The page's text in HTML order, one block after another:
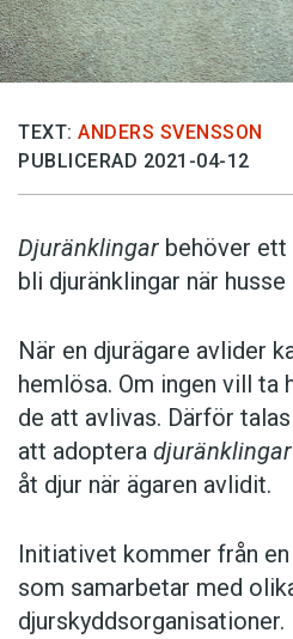
TEXT: ANDERS SVENSSON
PUBLICERAD 2021-04-12
Djuränklingar behöver ett
bli djuränklingar när
När en djurägare avlider
hemlösa. Om ingen vill ta
de att avlivas. Därför
att adoptera djuränklingar
åt djur när ägaren avlidit.
Initiativet kommer från
som samarbetar med
djurskyddsorganisationer.